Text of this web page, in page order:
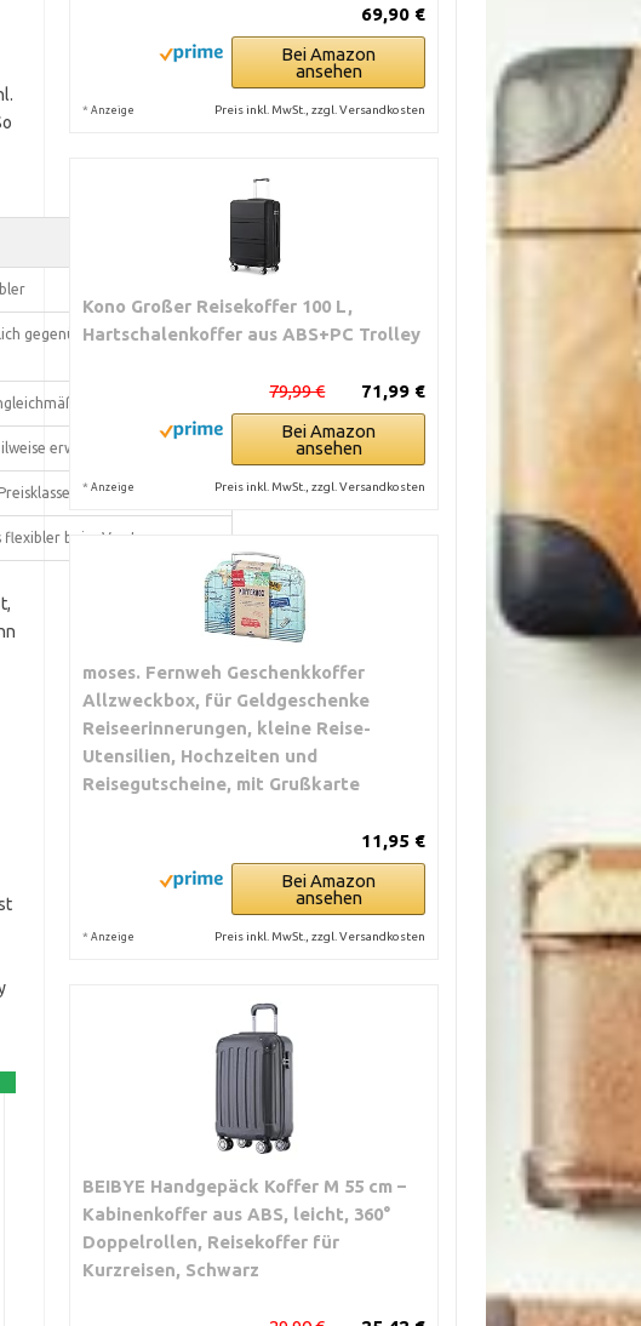
gegenüber scharfen
Inhalte an
erweiterbar
erhältlich
beim Verstauen
69,90 €
Bei Amazon
ansehen
* Anzeige Preis inkl. MwSt., zzgl. Versandkosten
Kono Großer Reisekoffer 100 L,
Hartschalenkoffer aus ABS+PC Trolley
71,99 €
79,99 €
Bei Amazon
ansehen
* Anzeige Preis inkl. MwSt., zzgl. Versandkosten
moses. Fernweh Geschenkkoffer
Allzweckbox, für Geldgeschenke
Reiseerinnerungen, kleine Reise-
Utensilien, Hochzeiten und
Reisegutscheine, mit Grußkarte
11,95 €
Bei Amazon
ansehen
* Anzeige Preis inkl. MwSt., zzgl. Versandkosten
BEIBYE Handgepäck Koffer M 55 cm –
Kabinenkoffer aus ABS, leicht, 360°
Doppelrollen, Reisekoffer für
Kurzreisen, Schwarz